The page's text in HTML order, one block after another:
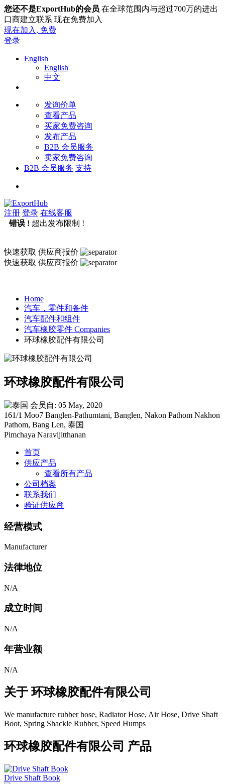
您还不是ExportHub的会员 在全球范围内与超过700万的进出
口商建立联系 现在免费加入
现在加入, 免费
登录
English
English
中文
发询价单
查看产品
买家免费咨询
发布产品
B2B 会员服务
卖家免费咨询
B2B 会员服务 支持
注册 登录 在线客服
错误 ! 超出发布限制 !
快速获取 供应商报价
快速获取 供应商报价
Home
汽车，零件和备件
汽车配件和组件
汽车橡胶零件 Companies
环球橡胶配件有限公司
环球橡胶配件有限公司
会员自: 05 May, 2020
161/1 Moo7 Banglen-Pathumtani, Banglen, Nakon Pathom Nakhon
Pathom, Bang Len, 泰国
Pimchaya Naravijitthanan
首页
供应产品
查看所有产品
公司档案
联系我们
验证供应商
经营模式
Manufacturer
法律地位
N/A
成立时间
N/A
年营业额
N/A
关于环球橡胶配件有限公司
We manufacture rubber hose, Radiator Hose, Air Hose, Drive Shaft
Boot, Spring Shackle Rubber, Speed Humps
环球橡胶配件有限公司 产品
Drive Shaft Book